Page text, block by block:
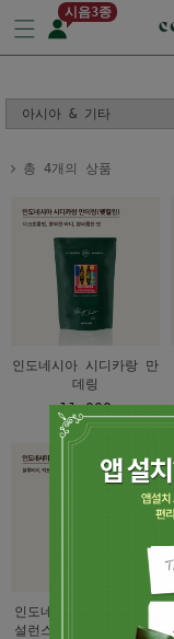
시음3종
총 4개의 상품
인도네시아 시디카랑 만
데링
11,000
인도네시아 컵 오브 엑
설런스(내추럴)(와노자